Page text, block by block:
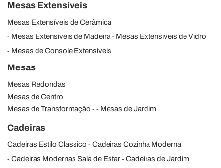
Mesas Extensíveis
Mesas Extensíveis de Cerâmica
Mesas Extensíveis de Madeira
Mesas Extensíveis de Vidro
Mesas de Console Extensíveis
Mesas
Mesas Redondas
Mesas de Centro
Mesas de Transformação
Mesas de Jardim
Cadeiras
Cadeiras Estilo Classico
Cadeiras Cozinha Moderna
Cadeiras Modernas Sala de Estar
Cadeiras de Jardim